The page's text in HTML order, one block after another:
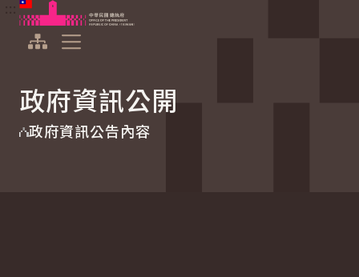
跳到主要內容
中華民國總統府
政府資訊公開
政府資訊公告內容